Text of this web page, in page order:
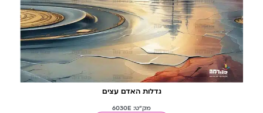
גדלות האדם עצים
מק"ט: 6030E